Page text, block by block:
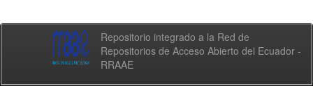
Repositorio integrado a la Red de
Repositorios de Acceso Abierto del Ecuador -
RRAAE